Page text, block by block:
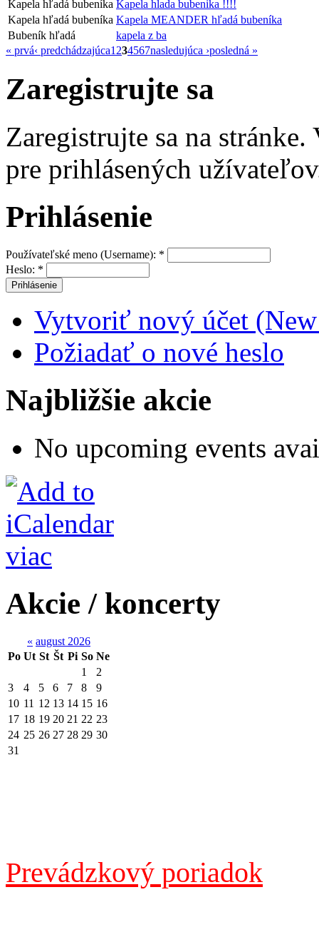
Kapela hľadá bubeníka Kapela hlada bubenika !!!!
Kapela hľadá bubeníka Kapela MEANDER hľadá bubeníka
Bubeník hľadá
kapela z ba
« prvá‹ predchádzajúca1 234567nasledujúca ›posledná »
Zaregistrujte sa
Zaregistrujte sa na
pre prihlásených
Prihlásenie
Používateľské meno (Username): *
Heslo: *
Vytvoriť nový účet
Požiadať o nové heslo
Najbližšie akcie
No upcoming events
viac
Akcie / koncerty
« august 2026
Po Ut St Št Pi So Ne
1
2
3
4 5 6 7 8
9
10 11 12 13 14 15 16
17 18 19 20 21 22 23
24 25 26 27 28 29 30
31
Prevádzkový poriadok